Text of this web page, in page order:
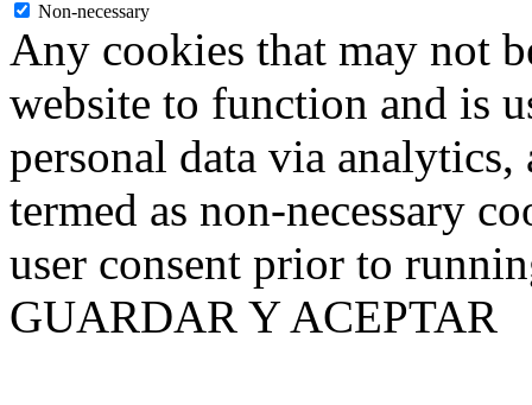
Non-necessary
Any cookies that may not
website to function and is
personal data via analytics,
termed as non-necessary
user consent prior to
GUARDAR Y ACEPTAR